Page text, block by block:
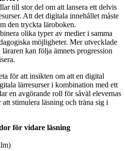
till stor del om att lansera ett delvis
Att det digitala innehållet måste
den tryckta läroboken.
olika typer av medier i samma
möjligheter. Mer utvecklade
kan följa ämnets progression
för att insikten om att en digital
lärresurser i kombination med ett
en avgörande roll för såväl elevernas
stimulera läsning och träna sig i
för vidare läsning